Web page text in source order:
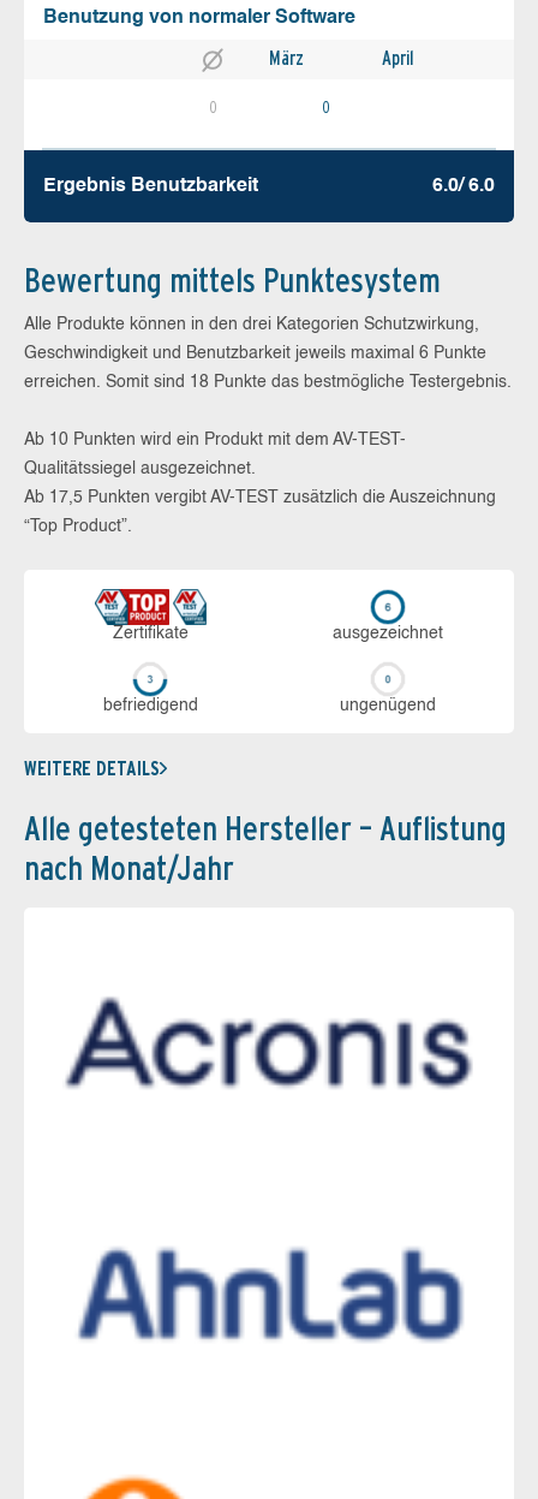
Benutzung von normaler Software
März April
0 0
Ergebnis Benutz­barkeit 6.0/ 6.0
Bewertung mittels Punktesystem
Alle Produkte können in den drei Kategorien Schutzwirkung,
Geschwindigkeit und Benutzbarkeit jeweils maximal 6 Punkte
erreichen. Somit sind 18 Punkte das bestmögliche Testergebnis.
Ab 10 Punkten wird ein Produkt mit dem AV-TEST-
Qualitätssiegel ausgezeichnet.
Ab 17,5 Punkten vergibt AV-TEST zusätzlich die Auszeichnung
“Top Product”.
Zerti­fikate aus­ge­zeich­net
be­frie­di­gend un­ge­nü­gend
WEITERE DETAILS
Alle getesteten Hersteller – Auflistung
nach Monat/Jahr